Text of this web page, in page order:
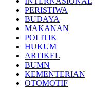
PERISTIWA
BUDAYA
MAKANAN
POLITIK
HUKUM
ARTIKEL
BUMN
KEMENTERIAN
OTOMOTIF